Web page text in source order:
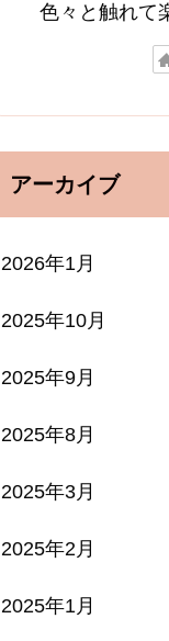
色々と触れて
アーカイブ
2026年1月
2025年10月
2025年9月
2025年8月
2025年3月
2025年2月
2025年1月